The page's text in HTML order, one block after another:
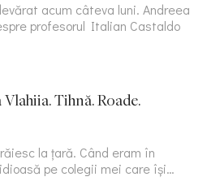
acum câteva luni. Andreea
profesorul Italian Castaldo
Tihnă. Roade.
la țară. Când eram în
pe colegii mei care își…